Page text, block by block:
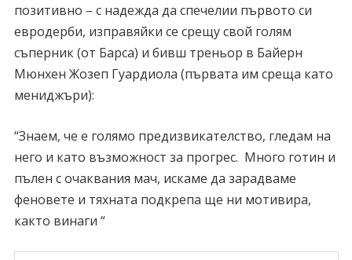
позитивно – с надежда да спечелии първото си
евродерби, изправяйки се срещу свой голям
съперник (от Барса) и бивш треньор в Байерн
Мюнхен Жозеп Гуардиола (първата им среща като
мениджъри):
“Знаем, че е голямо предизвикателство, гледам на
него и като възможност за прогрес. Много готин и
пълен с очаквания мач, искаме да зарадваме
феновете и тяхната подкрепа ще ни мотивира,
както винаги “